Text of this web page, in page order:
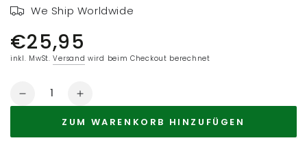
We Ship Worldwide
Regulärer
Preis
€25,95
inkl. MwSt.Versand wird beim Checkout berechnet
Menge
ReduzierenErhöhen
die
ZUM WARENKORB HINZUFÜGEN